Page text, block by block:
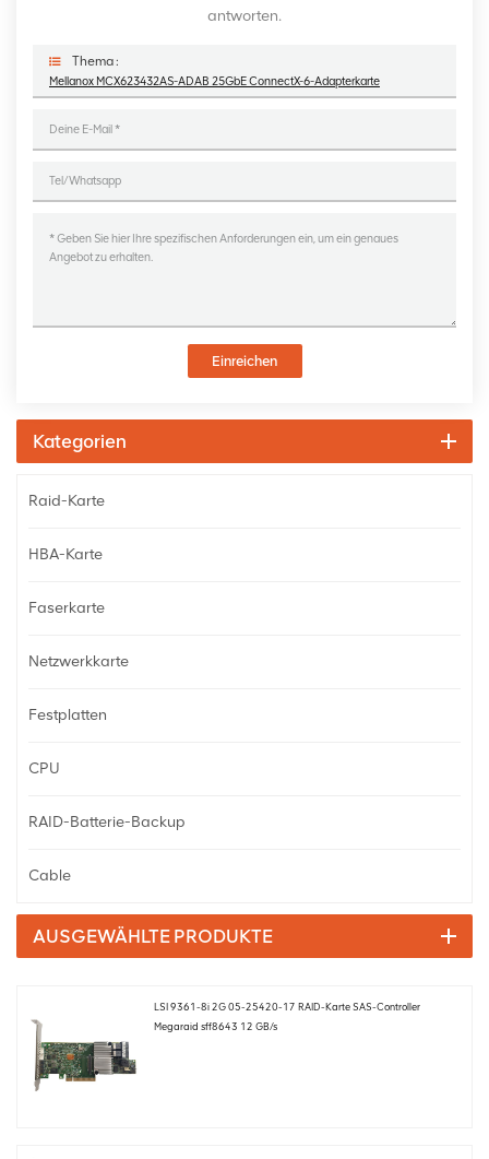
antworten.
Thema :
Mellanox MCX623432AS-ADAB 25GbE ConnectX-6-Adapterkarte
Einreichen
Kategorien
Raid-Karte
HBA-Karte
Faserkarte
Netzwerkkarte
Festplatten
CPU
RAID-Batterie-Backup
Cable
AUSGEWÄHLTE PRODUKTE
LSI 9361-8i 2G 05-25420-17 RAID-Karte SAS-Controller
Megaraid sff8643 12 GB/s